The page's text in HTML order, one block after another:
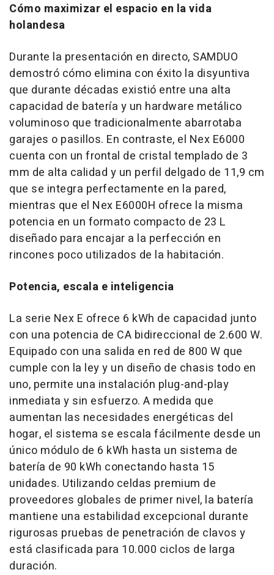
Cómo maximizar el espacio en la vida
holandesa
Durante la presentación en directo, SAMDUO
demostró cómo elimina con éxito la disyuntiva
que durante décadas existió entre una alta
capacidad de batería y un hardware metálico
voluminoso que tradicionalmente abarrotaba
garajes o pasillos. En contraste, el Nex E6000
cuenta con un frontal de cristal templado de 3
mm de alta calidad y un perfil delgado de 11,9 cm
que se integra perfectamente en la pared,
mientras que el Nex E6000H ofrece la misma
potencia en un formato compacto de 23 L
diseñado para encajar a la perfección en
rincones poco utilizados de la habitación.
Potencia, escala e inteligencia
La serie Nex E ofrece 6 kWh de capacidad junto
con una potencia de CA bidireccional de 2.600 W.
Equipado con una salida en red de 800 W que
cumple con la ley y un diseño de chasis todo en
uno, permite una instalación plug-and-play
inmediata y sin esfuerzo. A medida que
aumentan las necesidades energéticas del
hogar, el sistema se escala fácilmente desde un
único módulo de 6 kWh hasta un sistema de
batería de 90 kWh conectando hasta 15
unidades. Utilizando celdas premium de
proveedores globales de primer nivel, la batería
mantiene una estabilidad excepcional durante
rigurosas pruebas de penetración de clavos y
está clasificada para 10.000 ciclos de larga
duración.